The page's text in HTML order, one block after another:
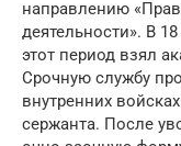
направлению
деятельности». В
этот период взял
Срочную службу
внутренних
сержанта. После